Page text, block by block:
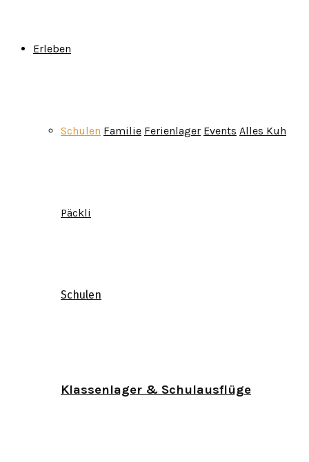
Erleben
Schulen Familie Ferienlager Events Alles Kuh
Päckli
Schulen
Klassenlager & Schulausflüge